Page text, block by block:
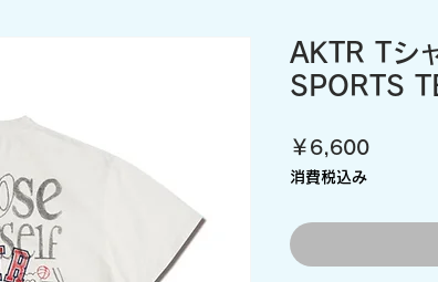
AKTR Tシ
SPORTS
￥6,600価
消費税込み